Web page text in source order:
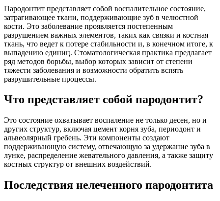
Пародонтит представляет собой воспалительное состояние,
затрагивающее ткани, поддерживающие зуб в челюстной
кости. Это заболевание проявляется постепенным
разрушением важных элементов, таких как связки и костная
ткань, что ведет к потере стабильности и, в конечном итоге, к
выпадению единиц. Стоматологическая практика предлагает
ряд методов борьбы, выбор которых зависит от степени
тяжести заболевания и возможности обратить вспять
разрушительные процессы.
Что представляет собой пародонтит?
Это состояние охватывает воспаление не только десен, но и
других структур, включая цемент корня зуба, периодонт и
альвеолярный гребень. Эти компоненты создают
поддерживающую систему, отвечающую за удержание зуба в
лунке, распределение жевательного давления, а также защиту
костных структур от внешних воздействий.
Последствия нелеченного пародонтита